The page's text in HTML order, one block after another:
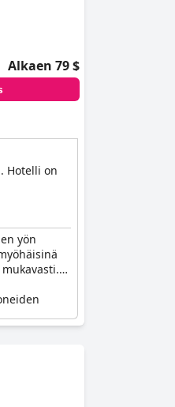
Alkaen 79 $
Hotelli on
yön